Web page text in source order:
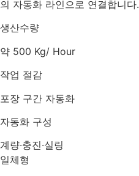
의 자동화 라인으로 연결합니다.
생산수량
약 500 Kg/ Hour
작업 절감
포장 구간 자동화
자동화 구성
계량·충진·실링
일체형